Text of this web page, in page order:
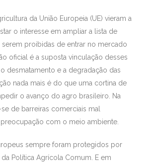
da União Europeia (UE) vieram a
o interesse em ampliar a lista de
proibidas de entrar no mercado
oficial é a suposta vinculação desses
desmatamento e a degradação das
nada mais é do que uma cortina de
o avanço do agro brasileiro. Na
de barreiras comerciais mal
com o meio ambiente.
sempre foram protegidos por
Política Agrícola Comum. E em